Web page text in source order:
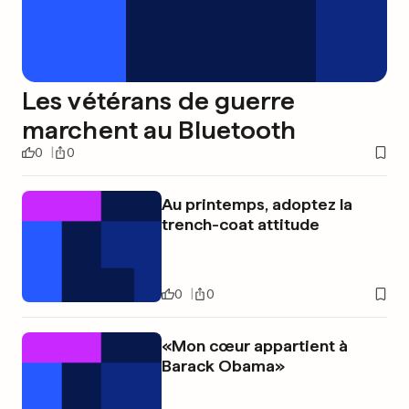
Les vétérans de guerre
marchent au Bluetooth
0 0
Au printemps, adoptez la
trench-coat attitude
0 0
«Mon cœur appartient à
Barack Obama»